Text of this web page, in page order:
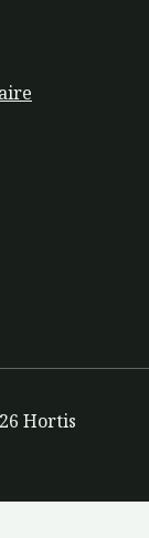
Hortis